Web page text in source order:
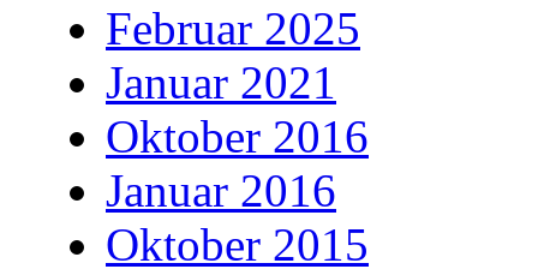
Februar 2025
Januar 2021
Oktober 2016
Januar 2016
Oktober 2015